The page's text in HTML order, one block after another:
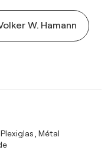
W. Hamann
, Métal